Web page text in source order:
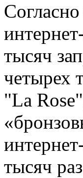
тысяч
четырех
"La
тысяч